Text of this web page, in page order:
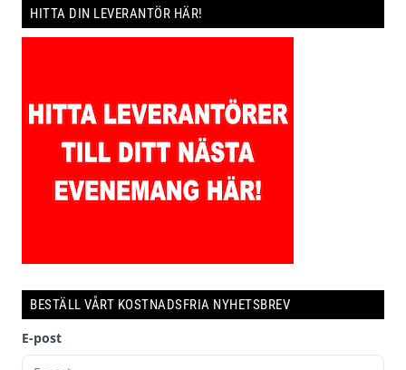
HITTA DIN LEVERANTÖR HÄR!
BESTÄLL VÅRT KOSTNADSFRIA NYHETSBREV
E-post